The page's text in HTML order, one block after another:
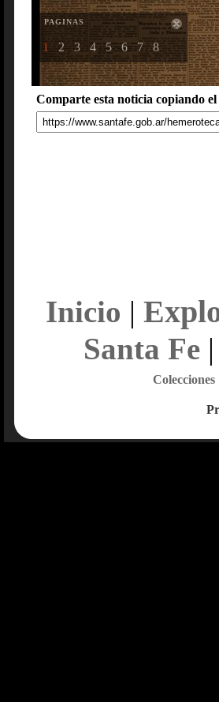
PAGINAS
1 2 3 4 5 6 7 8
Comparte esta noticia copiando el
Inicio |
Santa Fe|
Colecciones|